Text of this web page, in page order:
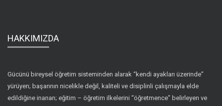
HAKKIMIZDA
Gücünü bireysel öğretim sisteminden alarak “kendi ayakları üzerinde”
yürüyen; başarının nicelikle değil, kaliteli ve disiplinli çalışmayla elde
edildiğine inanan; eğitim – öğretim ilkelerini “öğretmence” belirleyen ve